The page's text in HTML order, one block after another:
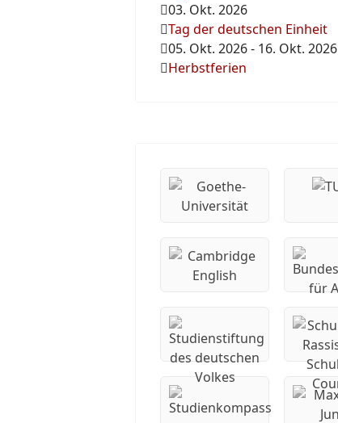
03. Okt. 2026
Tag der deutschen Einheit
05. Okt. 2026- 16. Okt. 2026
Herbstferien